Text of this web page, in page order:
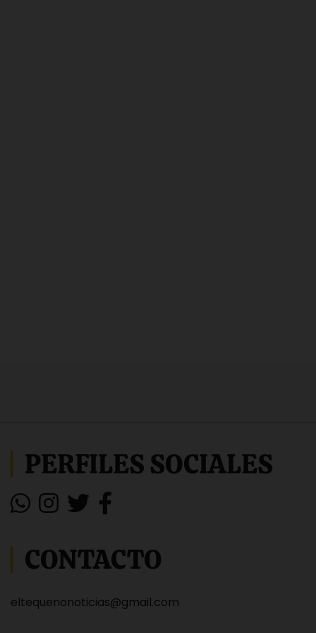
PERFILES SOCIALES
CONTACTO
eltequenonoticias@gmail.com